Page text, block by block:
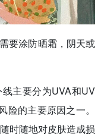
要涂防晒霜，阴天或
线主要分为UVA和UV
的主要原因之一。
时随地对皮肤造成损